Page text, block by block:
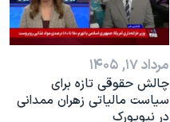
مرداد ۱۷, ۱۴۰۵
چالش حقوقی تازه برای
سیاست مالیاتی زهران ممدانی
در نیویورک